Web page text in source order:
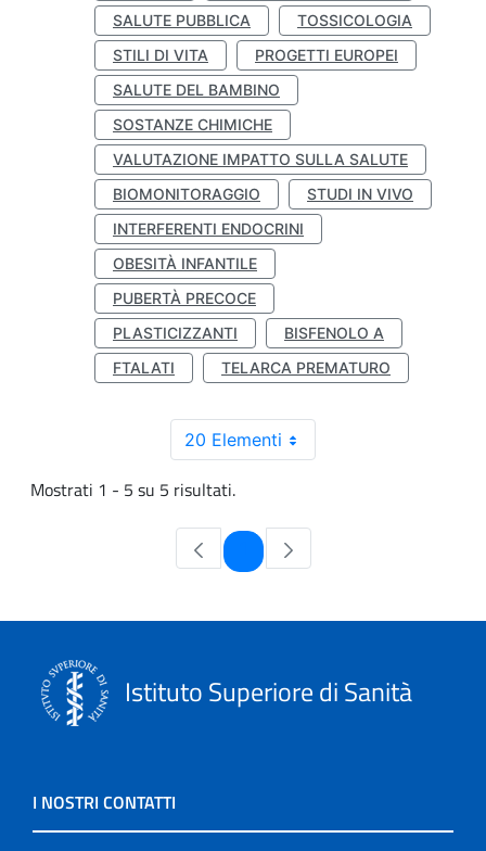
SALUTE PUBBLICA
TOSSICOLOGIA
STILI DI VITA
PROGETTI EUROPEI
SALUTE DEL BAMBINO
SOSTANZE CHIMICHE
VALUTAZIONE IMPATTO SULLA SALUTE
BIOMONITORAGGIO
STUDI IN VIVO
INTERFERENTI ENDOCRINI
OBESITÀ INFANTILE
PUBERTÀ PRECOCE
PLASTICIZZANTI
BISFENOLO A
FTALATI
TELARCA PREMATURO
20 Elementi
Mostrati 1 - 5 su 5 risultati.
Pagina
Istituto Superiore di Sanità
I NOSTRI CONTATTI